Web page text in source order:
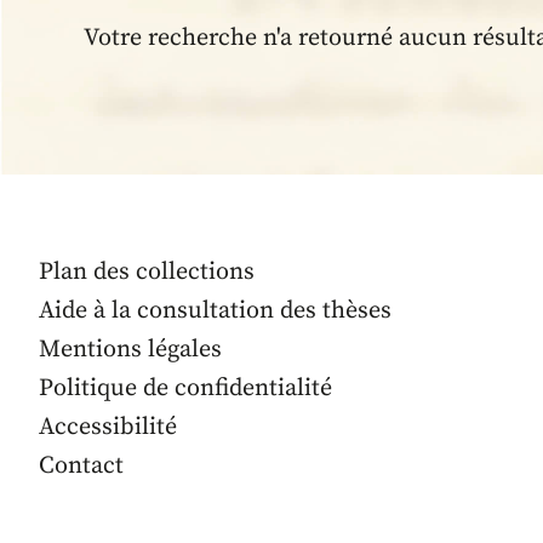
Votre recherche n'a retourné aucun
Plan des collections
Aide à la consultation des thèses
Mentions légales
Politique de confidentialité
Accessibilité
Contact